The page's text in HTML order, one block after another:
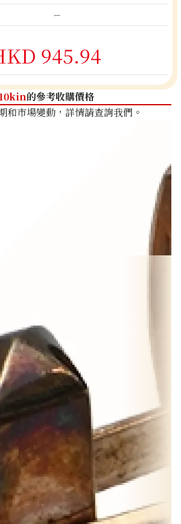
ー
945.94
的參考收購價格
和市場變動，詳情請查詢我們。